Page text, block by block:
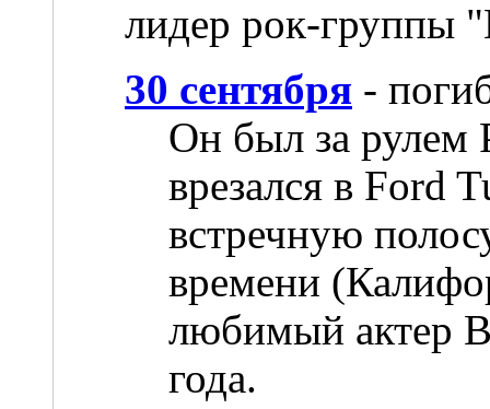
лидер рок-группы
30 сентября -
Он был за рулем
врезался в Ford
встречную
времени
любимый актер
года.